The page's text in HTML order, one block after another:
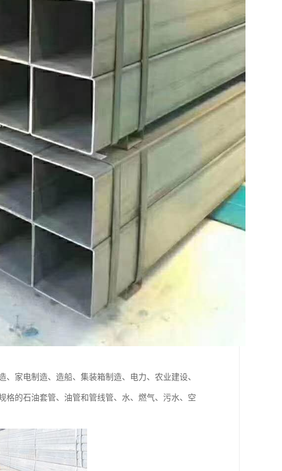
家电制造、造船、集装箱制造、电力、农业建设、
格的石油套管、油管和管线管、水、燃气、污水、空